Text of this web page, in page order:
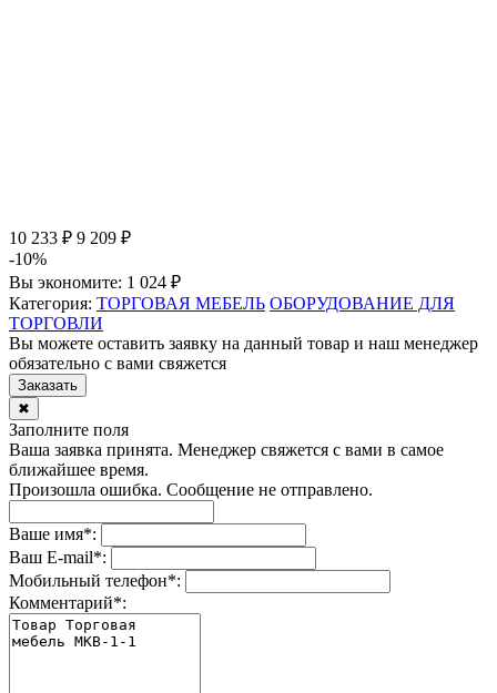
10 233 ₽ 9 209 ₽
-10%
Вы экономите: 1 024 ₽
Категория: ТОРГОВАЯ МЕБЕЛЬ ОБОРУДОВАНИЕ ДЛЯ
ТОРГОВЛИ
Вы можете оставить заявку на данный товар и наш менеджер
обязательно с вами свяжется
Заказать
✖
Заполните поля
Ваша заявка принята. Менеджер свяжется с вами в самое
ближайшее время.
Произошла ошибка. Сообщение не отправлено.
Ваше имя*:
Ваш E-mail*:
Мобильный телефон*:
Комментарий*: